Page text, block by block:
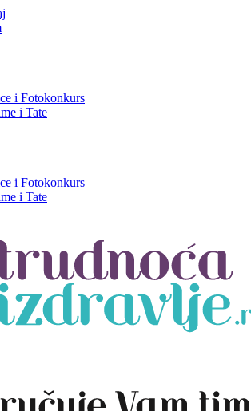
i Fotokonkurs
i Tate
i Fotokonkurs
i Tate